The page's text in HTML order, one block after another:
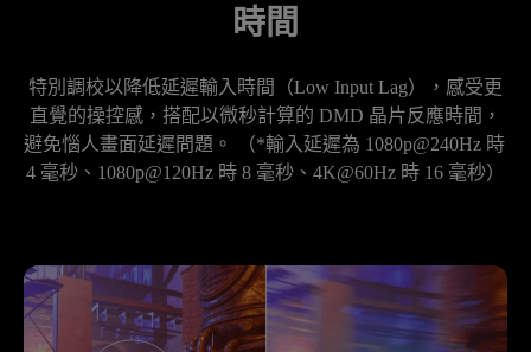
時間
特別調校以降低延遲輸入時間（Low Input Lag），感受更
直覺的操控感，搭配以微秒計算的 DMD 晶片反應時間，
避免惱人畫面延遲問題。 （*輸入延遲為 1080p@240Hz 時
4 毫秒、1080p@120Hz 時 8 毫秒、4K@60Hz 時 16 毫秒）